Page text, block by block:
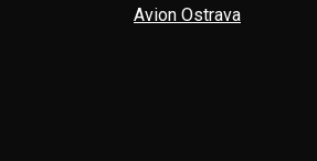
Avion Ostrava